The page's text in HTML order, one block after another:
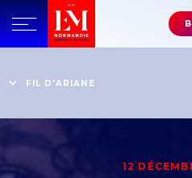
FIL D'ARIANE
du classement 2023 des
12